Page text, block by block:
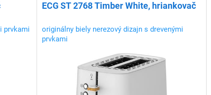
prvkami
ECG ST 2768 Timber White, hriankovač
originálny biely nerezový dizajn s drevenými
prvkami